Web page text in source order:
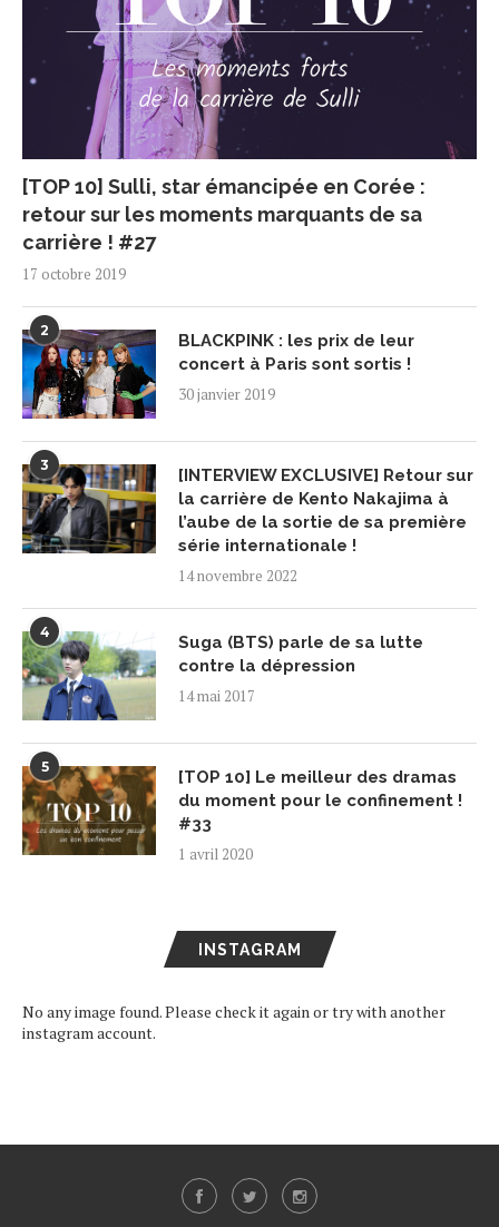
[TOP 10] Sulli, star émancipée en Corée :
retour sur les moments marquants de sa
carrière ! #27
17 octobre 2019
2
BLACKPINK : les prix de leur
concert à Paris sont sortis !
30 janvier 2019
3
[INTERVIEW EXCLUSIVE] Retour sur
la carrière de Kento Nakajima à
l’aube de la sortie de sa première
série internationale !
14 novembre 2022
4
Suga (BTS) parle de sa lutte
contre la dépression
14 mai 2017
5
[TOP 10] Le meilleur des dramas
du moment pour le confinement !
#33
1 avril 2020
INSTAGRAM
No any image found. Please check it again or try with another
instagram account.